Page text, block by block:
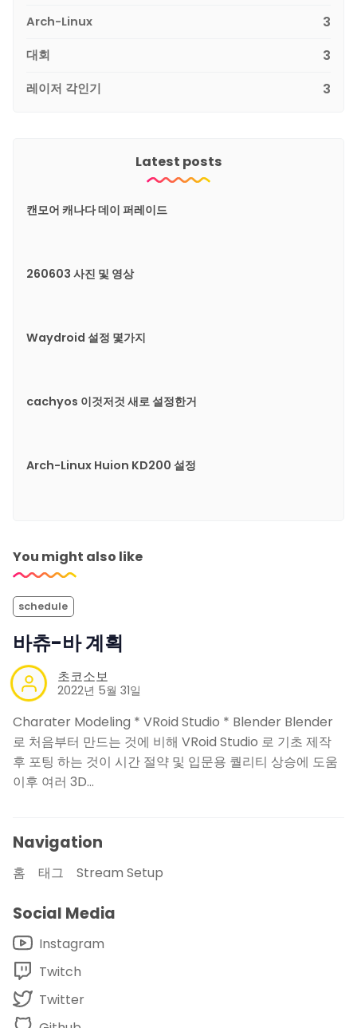
Arch-Linux 3
대회 3
레이저 각인기 3
Latest posts
캔모어 캐나다 데이 퍼레이드
260603 사진 및 영상
Waydroid 설정 몇가지
cachyos 이것저것 새로 설정한거
Arch-Linux Huion KD200 설정
You might also like
schedule
바츄-바 계획
초코소보
2022년 5월 31일
Charater Modeling * VRoid Studio * Blender Blender
로 처음부터 만드는 것에 비해 VRoid Studio 로 기초 제작
후 포팅 하는 것이 시간 절약 및 입문용 퀄리티 상승에 도움
이후 여러 3D…
Navigation
홈 태그 Stream Setup
Social Media
Instagram
Twitch
Twitter